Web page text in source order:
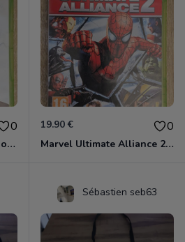
0
Superstars Racing V8 Xbox 360
19.90 € 0
Marvel Ultimate Alliance 2 Xbox 360
Sébastien seb63